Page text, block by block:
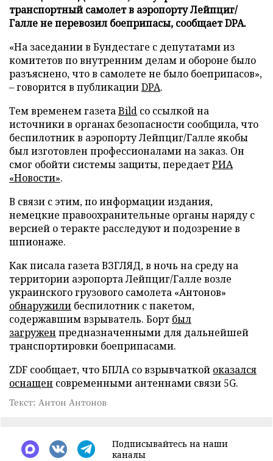
транспортный самолет в аэропорту Лейпциг/
Галле не перевозил боеприпасы, сообщает DPA.
«На заседании в Бундестаге с депутатами из
комитетов по внутренним делам и обороне было
разъяснено, что в самолете не было боеприпасов»,
– говорится в публикацииDPA.
Тем временем газетаBild со ссылкой на
источники в органах безопасности сообщила, что
беспилотник в аэропорту Лейпциг/Галле якобы
был изготовлен профессионалами на заказ. Он
смог обойти системы защиты, передаетРИА
«Новости».
В связи с этим, по информации издания,
немецкие правоохранительные органы наряду с
версией о теракте расследуют и подозрение в
шпионаже.
Как писала газета ВЗГЛЯД, в ночь на среду на
территории аэропорта Лейпциг/Галле возле
украинского грузового самолета «Антонов»
обнаружили беспилотник с пакетом,
содержавшим взрыватель. Борт был
загружен предназначенными для дальнейшей
транспортировки боеприпасами.
ZDF сообщает, что БПЛА со взрывчаткой оказался
оснащен современными антеннами связи 5G.
Текст: Антон Антонов
Подписывайтесь на наши
каналы